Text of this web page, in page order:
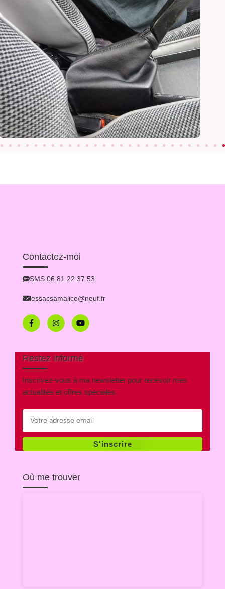
Contactez-moi
SMS 06 81 22 37 53
lessacsamalice@neuf.fr
Où me trouver
Restez informé
Inscrivez-vous à ma newsletter pour recevoir mes
actualités et offres spéciales.
S'inscrire